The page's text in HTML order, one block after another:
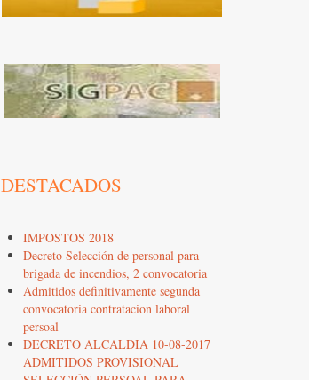
DESTACADOS
IMPOSTOS 2018
Decreto Selección de personal para
brigada de incendios, 2 convocatoria
Admitidos definitivamente segunda
convocatoria contratacion laboral
persoal
DECRETO ALCALDIA 10-08-2017
ADMITIDOS PROVISIONAL